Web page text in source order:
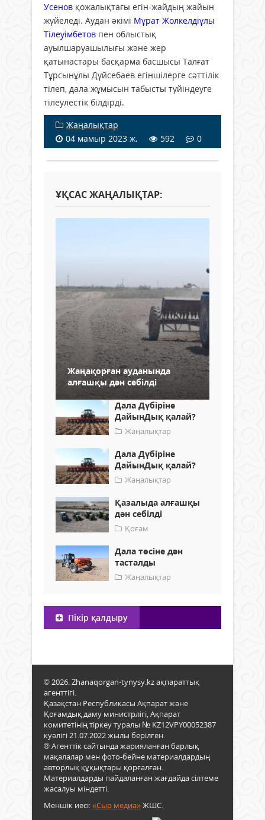
Усенов қожалықтағы егін-жайдың жайын
жүйеледі. Аудан әкімі Мұрат Жолкелдіұлы
Тілеуімбетов пен облыстық
ауылшаруашылығы және жер
қатынастары басқарма басшысы Талғат
Тұрсынұлы Дүйсебаев егіншілерге сәттілік
тілеп, дала жұмысын табысты түйіндеуге
тілеулестік білдірді.
Жаңалықтар
04 мамыр 2023 ж.
592 0
ҰҚСАС ЖАҢАЛЫҚТАР:
Жаңақорған ауданында
алғашқы дән себілді
Дала Дүбіріне
ДайынДық қалай?
Жаңалықтар
Дала Дүбіріне
ДайынДық қалай?
Жаңалықтар
Қазалыда алғашқы
дән себілді
Қоғам
Дала төсіне дән
тасталды
Жаңалықтар
Пікір қалдыру
© 2026. Zhanaqorgan-tynysy.kz ақпараттық
агенттігі.
Қазақстан Республикасы Ақпарат және
Қоғамдық даму министрлігі, Ақпарат
комитетінің тіркеу туралы № KZ12VPY00052387
куәлігі 21.07.2022 жылы берілген.
® Агенттік сайтында жарияланған барлық
мақалалар мен фото-бейне материалдардың
авторлық құқықтары қорғалған.
Материалдарды пайдаланған жағдайда сілтеме
жасалуы міндетті.
Меншік иесі:«Сыр медиа»ЖШС.